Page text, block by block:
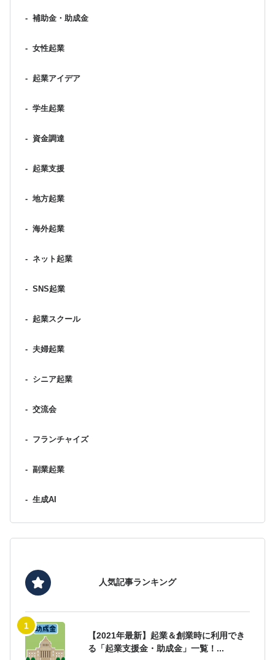
- 補助金・助成金
- 女性起業
- 起業アイデア
- 学生起業
- 資金調達
- 起業支援
- 地方起業
- 海外起業
- ネット起業
- SNS起業
- 起業スクール
- 夫婦起業
- シニア起業
- 交流会
- フランチャイズ
- 副業起業
- 生成AI
人気記事ランキング
【2021年最新】起業＆創業時に利用でき
る「起業支援金・助成金」一覧！...